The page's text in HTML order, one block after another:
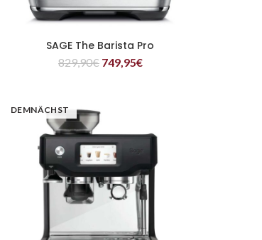
WEITERLESEN
SAGE The Barista Pro
829,90€ 749,95€
DEMNÄCHST